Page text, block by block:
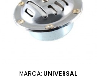
MARCA: UNIVERSAL